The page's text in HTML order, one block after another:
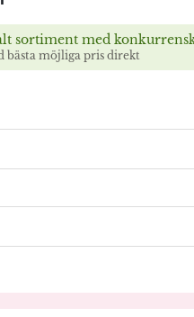
sortiment med
bästa möjliga pris direkt